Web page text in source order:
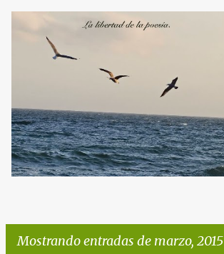
Ir al contenido principal
Mostrando entradas de marzo, 2015